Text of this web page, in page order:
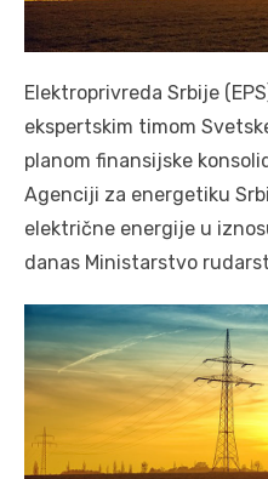
Elektroprivreda Srbije
ekspertskim timom
planom finansijske
Agenciji za energetiku
električne energije u
danas Ministarstvo